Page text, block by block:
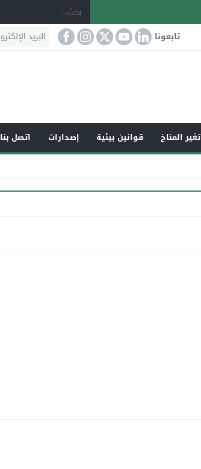
تابعونا
تغير المناخ قوانين بيئية إصدارات
اتصل بنا